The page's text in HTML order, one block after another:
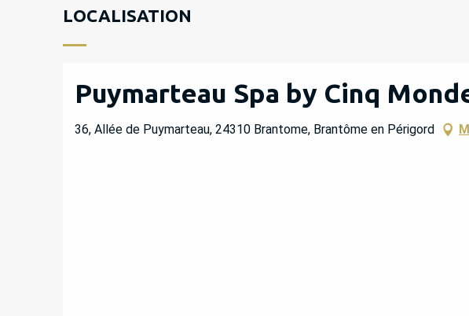
LOCALISATION
Puymarteau Spa by Cinq
36, Allée de Puymarteau, 24310 Brantome, Brantôme en Périgord